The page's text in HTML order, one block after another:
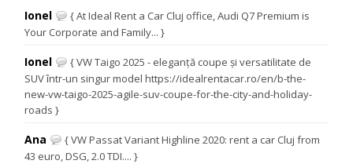
Ionel
{ At Ideal Rent a Car Cluj office, Audi Q7 Premium is
Your Corporate and Family... }
Ionel
{ VW Taigo 2025 - eleganță coupe și versatilitate de
SUV într-un singur model https://idealrentacar.ro/en/b-the-
new-vw-taigo-2025-agile-suv-coupe-for-the-city-and-holiday-
roads }
Ana
{ VW Passat Variant Highline 2020: rent a car Cluj from
43 euro, DSG, 2.0 TDI.... }